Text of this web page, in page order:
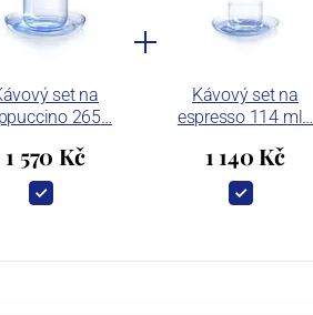
set na
265…
1 570 Kč
Kávový set na
espresso 114 ml…
1 140 Kč